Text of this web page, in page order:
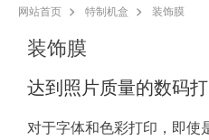
网站首页 特制机盒 装饰膜
装饰膜
达到照片质量的数码
对于字体和色彩打印，即使